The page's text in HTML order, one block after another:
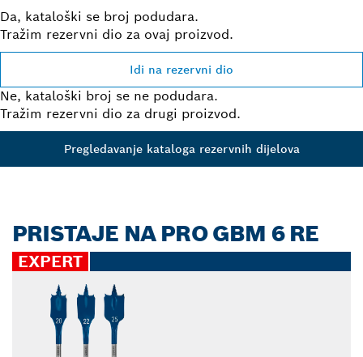
Da, kataloški se broj podudara.
Tražim rezervni dio za ovaj proizvod.
Idi na rezervni dio
Ne, kataloški broj se ne podudara.
Tražim rezervni dio za drugi proizvod.
Pregledavanje kataloga rezervnih dijelova
PRISTAJE NA PRO GBM 6 RE
EXPERT